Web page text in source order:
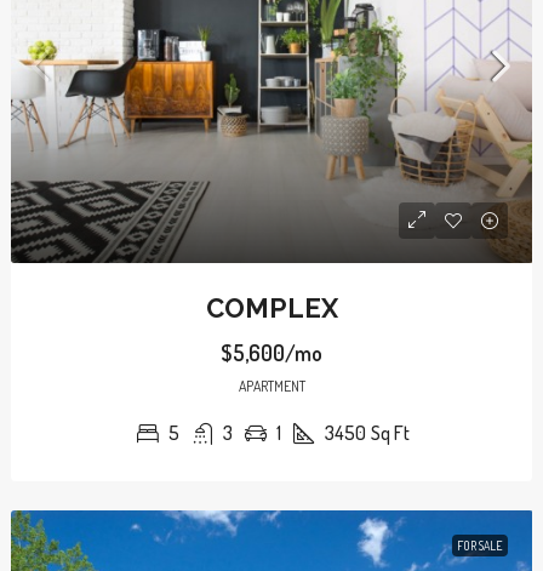
COMPLEX
$5,600/mo
APARTMENT
5 3 1 3450 Sq Ft
FOR SALE